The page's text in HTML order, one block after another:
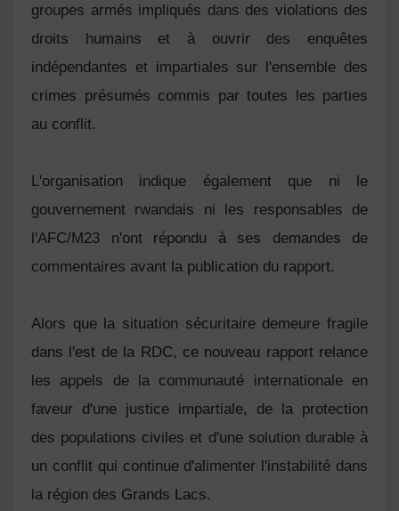
groupes armés impliqués dans des violations des
droits humains et à ouvrir des enquêtes
indépendantes et impartiales sur l'ensemble des
crimes présumés commis par toutes les parties
au conflit.
L'organisation indique également que ni le
gouvernement rwandais ni les responsables de
l'AFC/M23 n'ont répondu à ses demandes de
commentaires avant la publication du rapport.
Alors que la situation sécuritaire demeure fragile
dans l'est de la RDC, ce nouveau rapport relance
les appels de la communauté internationale en
faveur d'une justice impartiale, de la protection
des populations civiles et d'une solution durable à
un conflit qui continue d'alimenter l'instabilité dans
la région des Grands Lacs.